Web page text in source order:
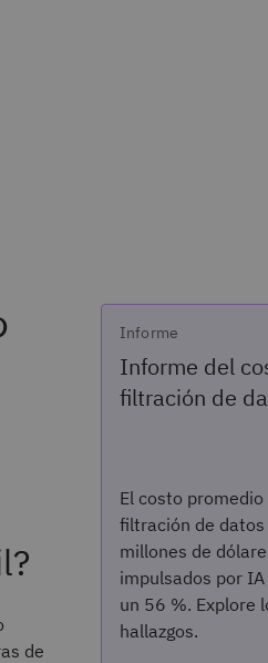
de
Informe
Informe del
filtración de
El costo
filtración de
millones de
impulsados por
un 56 %. Explore
hallazgos.